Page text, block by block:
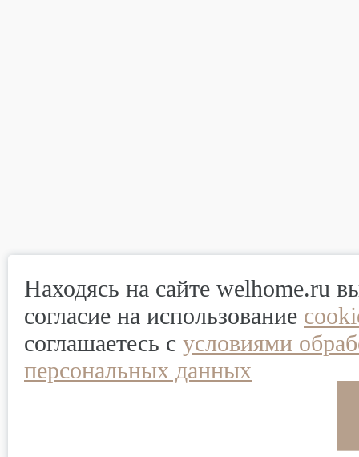
Находясь на сайте welhome.ru
согласие на использование
соглашаетесь с условиями
персональных данных